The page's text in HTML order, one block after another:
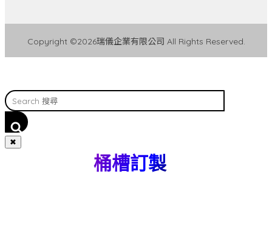
Copyright ©2026瑞儀企業有限公司 All Rights Reserved.
尋
✖
桶槽訂製